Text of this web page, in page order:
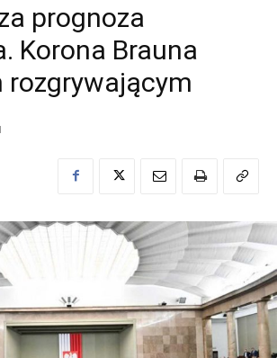
prognoza
Korona Brauna
rozgrywającym